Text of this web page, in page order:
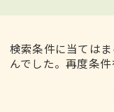
検索条件に当ては
んでした。再度条